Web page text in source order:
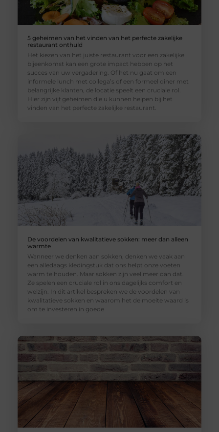
5 geheimen van het vinden van het perfecte zakelijke
restaurant onthuld
Het kiezen van het juiste restaurant voor een zakelijke
bijeenkomst kan een grote impact hebben op het
succes van uw vergadering. Of het nu gaat om een
informele lunch met collega’s of een formeel diner met
belangrijke klanten, de locatie speelt een cruciale rol.
Hier zijn vijf geheimen die u kunnen helpen bij het
vinden van het perfecte zakelijke restaurant.
De voordelen van kwalitatieve sokken: meer dan alleen
warmte
Wanneer we denken aan sokken, denken we vaak aan
een alledaags kledingstuk dat ons helpt onze voeten
warm te houden. Maar sokken zijn veel meer dan dat.
Ze spelen een cruciale rol in ons dagelijks comfort en
welzijn. In dit artikel bespreken we de voordelen van
kwalitatieve sokken en waarom het de moeite waard is
om te investeren in goede